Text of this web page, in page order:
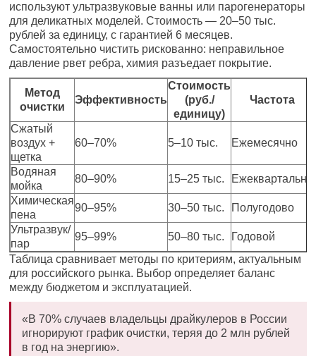
используют ультразвуковые ванны или парогенераторы
для деликатных моделей. Стоимость — 20–50 тыс.
рублей за единицу, с гарантией 6 месяцев.
Самостоятельно чистить рискованно: неправильное
давление рвет ребра, химия разъедает покрытие.
Метод
очистки
Эффективность
Стоимость
(руб./
единицу)
Частота
Сжатый
воздух +
щетка
60–70% 5–10 тыс. Ежемесячно
Водяная
мойка
80–90% 15–25 тыс. Ежеквартально
Химическая
пена
90–95% 30–50 тыс. Полугодово
Ультразвук/
пар
95–99% 50–80 тыс. Годовой
Таблица сравнивает методы по критериям, актуальным
для российского рынка. Выбор определяет баланс
между бюджетом и эксплуатацией.
«В 70% случаев владельцы драйкулеров в России
игнорируют график очистки, теряя до 2 млн рублей
в год на энергию».